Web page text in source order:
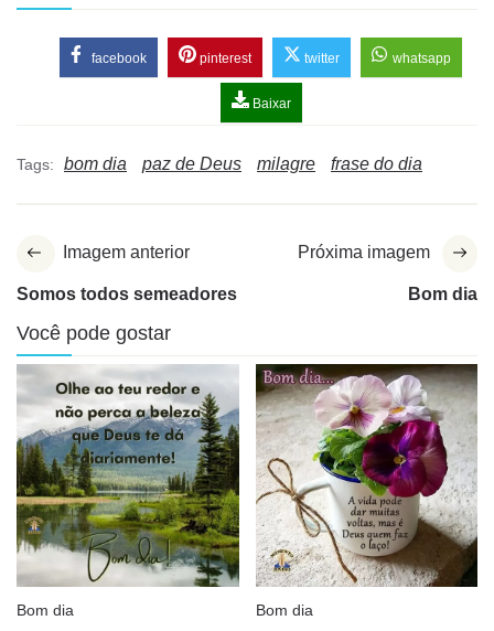
facebook pinterest twitter whatsapp
Baixar
Tags: bom dia paz de Deus milagre frase do dia
Imagem anterior
Somos todos semeadores
Próxima imagem
Bom dia
Você pode gostar
Bom dia Bom dia